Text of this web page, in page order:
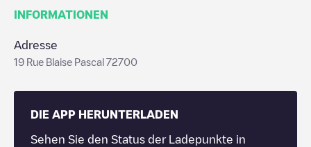
INFORMATIONEN
Adresse
19 Rue Blaise Pascal 72700
DIE APP HERUNTERLADEN
Sehen Sie den Status der Ladepunkte in